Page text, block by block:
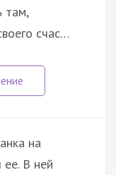
там,
счас…
на
ее. В ней